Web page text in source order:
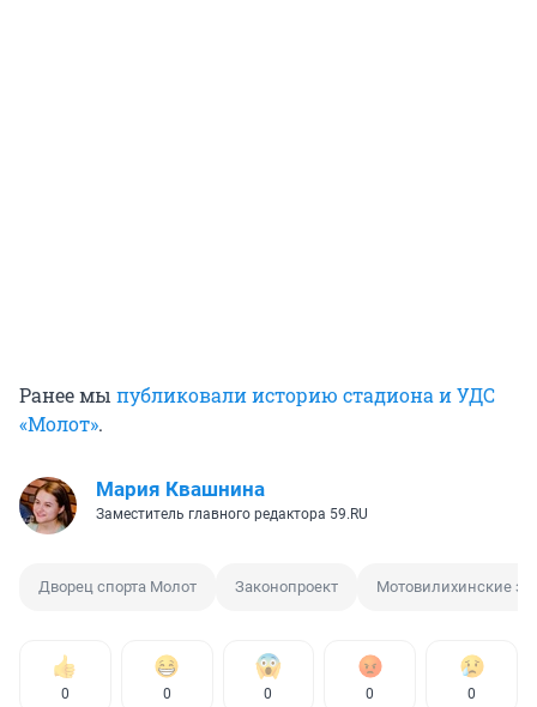
Ранее мы публиковали историю стадиона и УДС
«Молот».
Мария Квашнина
Заместитель главного редактора 59.RU
Дворец спорта Молот Законопроект Мотовилихинские
0 0 0 0 0